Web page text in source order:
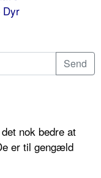
nok bedre at
er til gengæld